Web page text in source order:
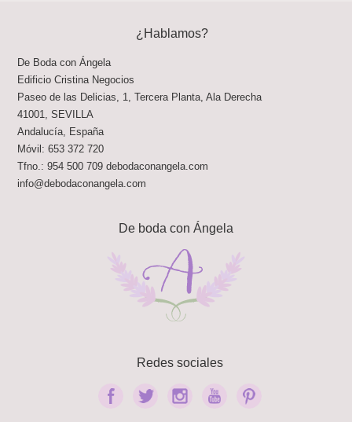
¿Hablamos?
De Boda con Ángela
Edificio Cristina Negocios
Paseo de las Delicias, 1, Tercera Planta, Ala Derecha
41001
,SEVILLA
Andalucía España
Móvil:653 372 720
Tfno.:954 500 709 debodaconangela.com
info@debodaconangela.com
De boda con Ángela
Redes sociales